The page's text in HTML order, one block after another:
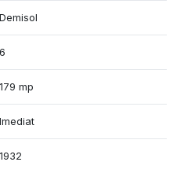
risc seismic
operare imediata
private sau alte
lunar intre 3.000 € si 5.000 €
imediat, estimat la
Demisol
6
179 mp
Imediat
1932